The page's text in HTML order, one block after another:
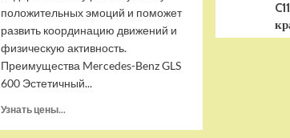
положительных эмоций и поможет
развить координацию движений и
физическую активность.
Преимущества Mercedes-Benz GLS
600 Эстетичный...
Узнать цены...